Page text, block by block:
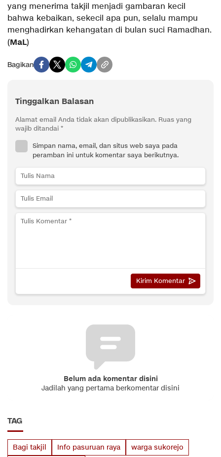
yang menerima takjil menjadi gambaran kecil
bahwa kebaikan, sekecil apa pun, selalu mampu
menghadirkan kehangatan di bulan suci Ramadhan.
(MaL)
Bagikan
Tinggalkan Balasan
Alamat email Anda tidak akan dipublikasikan. Ruas yang
wajib ditandai *
Simpan nama, email, dan situs web saya pada
peramban ini untuk komentar saya berikutnya.
Belum ada komentar disini
Jadilah yang pertama berkomentar disini
TAG
Bagi takjil Info pasuruan raya
warga sukorejo